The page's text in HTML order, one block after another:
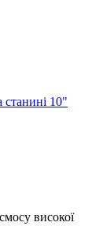
10"
високої